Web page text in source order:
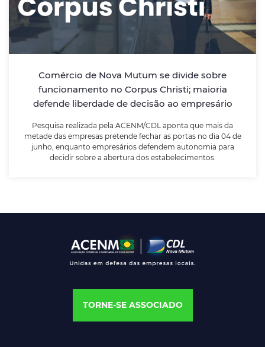
Comércio de Nova Mutum se divide sobre
funcionamento no Corpus Christi; maioria
defende liberdade de decisão ao empresário
Pesquisa realizada pela ACENM/CDL aponta que mais da
metade das empresas pretende fechar as portas no dia 04 de
junho, enquanto empresários defendem autonomia para
decidir sobre a abertura dos estabelecimentos.
empresário
Pesquisa realizada pela ACENM/CDL aponta que mais
autonomia para decidir sobre a abertura dos
estabelecimentos.
LEIA MAIS
TORNE-SE ASSOCIADO